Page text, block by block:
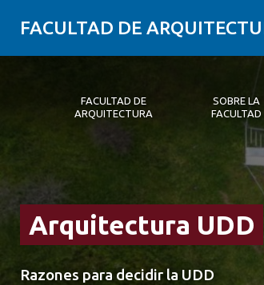
FACULTAD DE
FACULTAD DE
ARQUITECTURA
SOBRE LA
FACULTAD
Arquitectura UDD
Razones para decidir la UDD